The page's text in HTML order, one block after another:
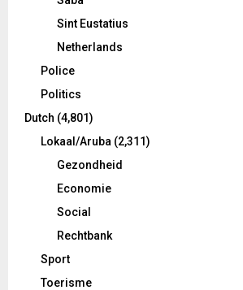
Sint Eustatius
Netherlands
Police
Politics
Dutch (4,801)
Lokaal/Aruba (2,311)
Gezondheid
Economie
Social
Rechtbank
Sport
Toerisme